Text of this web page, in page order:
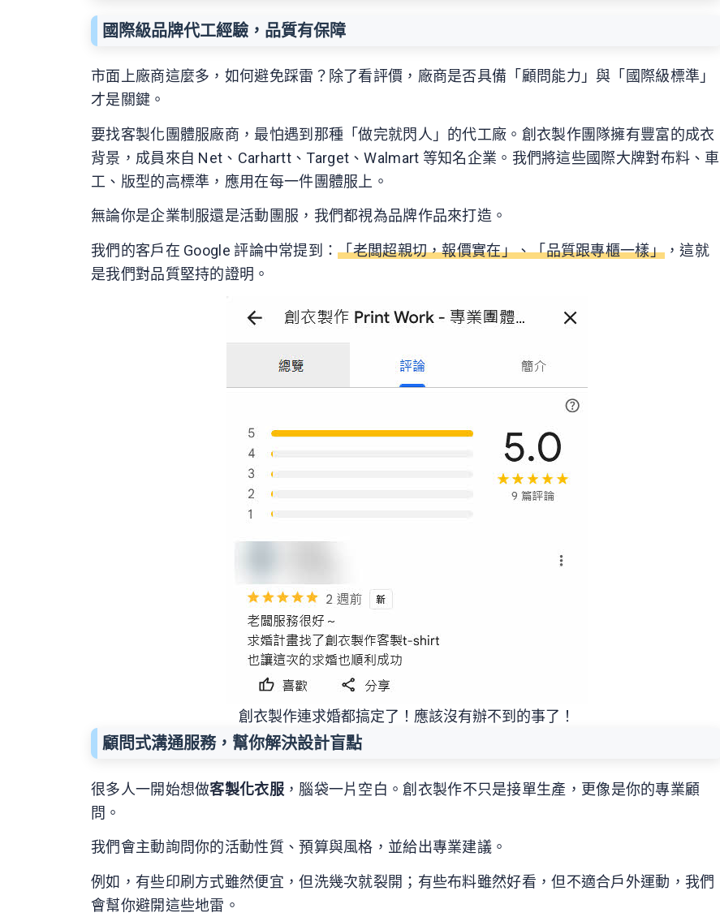
國際級品牌代工經驗，品質有保障
市面上廠商這麼多，如何避免踩雷？除了看評價，廠商是否具備「顧問能力」與「國際級標準」
才是關鍵。
要找客製化團體服廠商，最怕遇到那種「做完就閃人」的代工廠。創衣製作團隊擁有豐富的成衣
背景，成員來自 Net、Carhartt、Target、Walmart 等知名企業。我們將這些國際大牌對布料、車
工、版型的高標準，應用在每一件團體服上。
無論你是企業制服還是活動團服，我們都視為品牌作品來打造。
我們的客戶在 Google 評論中常提到：「老闆超親切，報價實在」、「品質跟專櫃一樣」，這就
是我們對品質堅持的證明。
創衣製作連求婚都搞定了！應該沒有辦不到的事了！
顧問式溝通服務，幫你解決設計盲點
很多人一開始想做客製化衣服，腦袋一片空白。創衣製作不只是接單生產，更像是你的專業顧
問。
我們會主動詢問你的活動性質、預算與風格，並給出專業建議。
例如，有些印刷方式雖然便宜，但洗幾次就裂開；有些布料雖然好看，但不適合戶外運動，我們
會幫你避開這些地雷。